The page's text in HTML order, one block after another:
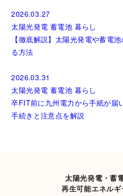
2026.03.27
太陽光発電 蓄電池 暮らし
【徹底解説】太陽光発電や蓄電
る方法
2026.03.31
太陽光発電 蓄電池 暮らし
卒FIT前に九州電力から手紙が届
手続きと注意点を解説
太陽光発電・蓄
再生可能エネル